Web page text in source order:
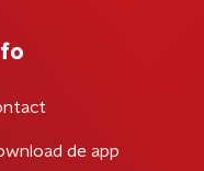
de app